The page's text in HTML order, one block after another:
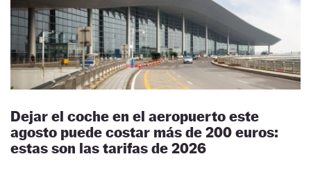
Dejar el coche en el aeropuerto este
agosto puede costar más de 200 euros:
estas son las tarifas de 2026